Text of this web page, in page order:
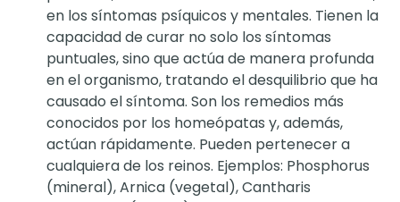
en los síntomas psíquicos y mentales. Tienen la
capacidad de curar no solo los síntomas
puntuales, sino que actúa de manera profunda
en el organismo, tratando el desquilibrio que ha
causado el síntoma. Son los remedios más
conocidos por los homeópatas y, además,
actúan rápidamente. Pueden pertenecer a
cualquiera de los reinos. Ejemplos: Phosphorus
(mineral), Arnica (vegetal), Cantharis